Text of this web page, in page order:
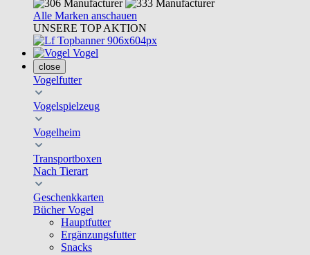
Alle Marken anschauen
UNSERE TOP AKTION
Vogel
close
Vogelfutter
Vogelspielzeug
Vogelheim
Transportboxen
Nach Tierart
Geschenkkarten
Bücher Vogel
Hauptfutter
Ergänzungsfutter
Snacks